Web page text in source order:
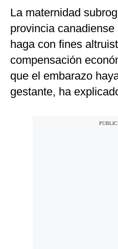
La maternidad
provincia
haga con fines
compensación
que el embarazo
gestante, ha